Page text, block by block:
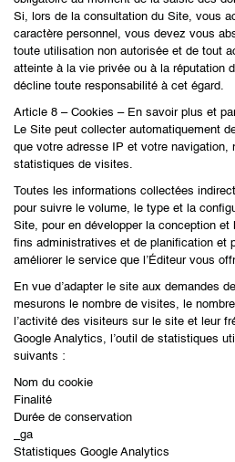
Si, lors de la consultation du Site, vous
caractère personnel, vous devez vous
toute utilisation non autorisée et de tout
atteinte à la vie privée ou à la réputation
décline toute responsabilité à cet égard.
Article 8 – Cookies – En savoir plus et
Le Site peut collecter automatiquement
que votre adresse IP et votre navigation,
statistiques de visites.
Toutes les informations collectées
pour suivre le volume, le type et la
Site, pour en développer la conception et
fins administratives et de planification et
améliorer le service que l’Éditeur vous
En vue d’adapter le site aux demandes
mesurons le nombre de visites, le
l’activité des visiteurs sur le site et leur
Google Analytics, l’outil de statistiques
suivants :
Nom du cookie
Finalité
Durée de conservation
_ga
Statistiques Google Analytics